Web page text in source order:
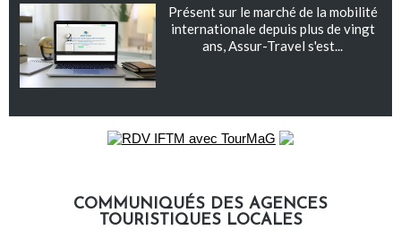
Présent sur le marché de la mobilité
internationale depuis plus de vingt
ans, Assur-Travel s'est...
COMMUNIQUÉS DES AGENCES
TOURISTIQUES LOCALES